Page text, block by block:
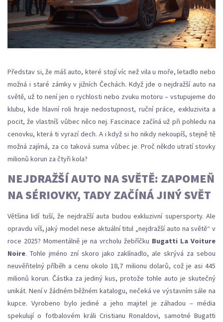
Představ si, že máš auto, které stojí víc než vila u moře, letadlo nebo
možná i staré zámky v jižních Čechách. Když jde o nejdražší auto na
světě, už to není jen o rychlosti nebo zvuku motoru – vstupujeme do
klubu, kde hlavní roli hraje nedostupnost, ruční práce, exkluzivita a
pocit, že vlastníš vůbec něco nej. Fascinace začíná už při pohledu na
cenovku, která ti vyrazí dech. A i když si ho nikdy nekoupíš, stejně tě
možná zajímá, za co taková suma vůbec je. Proč někdo utratí stovky
milionů korun za čtyři kola?
NEJDRAŽŠÍ AUTO NA SVĚTĚ: ZAPOMEŇ
NA SÉRIOVKY, TADY ZAČÍNÁ JINÝ SVĚT
Většina lidí tuší, že nejdražší auta budou exkluzivní supersporty. Ale
opravdu víš, jaký model nese aktuální titul „nejdražší auto na světě“ v
roce 2025? Momentálně je na vrcholu žebříčku Bugatti La Voiture
Noire. Tohle jméno zní skoro jako zaklínadlo, ale skrývá za sebou
neuvěřitelný příběh a cenu okolo 18,7 milionu dolarů, což je asi 445
milionů korun. Částka za jediný kus, protože tohle auto je skutečný
unikát. Není v žádném běžném katalogu, nečeká ve výstavním sále na
kupce. Vyrobeno bylo jediné a jeho majitel je záhadou – média
spekulují o fotbalovém králi Cristianu Ronaldovi, samotné Bugatti